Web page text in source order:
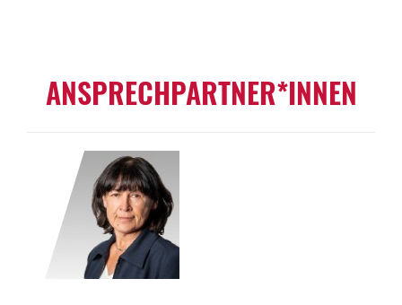
ANSPRECHPARTNER*INNEN